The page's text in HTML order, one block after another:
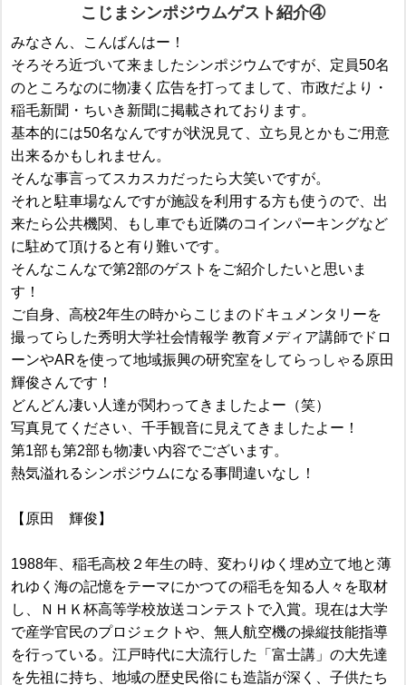
こじまシンポジウムゲスト紹介④
みなさん、こんばんはー！
そろそろ近づいて来ましたシンポジウムですが、定員50名
のところなのに物凄く広告を打ってまして、市政だより・
稲毛新聞・ちいき新聞に掲載されております。
基本的には50名なんですが状況見て、立ち見とかもご用意
出来るかもしれません。
そんな事言ってスカスカだったら大笑いですが。
それと駐車場なんですが施設を利用する方も使うので、出
来たら公共機関、もし車でも近隣のコインパーキングなど
に駐めて頂けると有り難いです。
そんなこんなで第2部のゲストをご紹介したいと思いま
す！
ご自身、高校2年生の時からこじまのドキュメンタリーを
撮ってらした秀明大学社会情報学 教育メディア講師でドロ
ーンやARを使って地域振興の研究室をしてらっしゃる原田
輝俊さんです！
どんどん凄い人達が関わってきましたよー（笑）
写真見てください、千手観音に見えてきましたよー！
第1部も第2部も物凄い内容でございます。
熱気溢れるシンポジウムになる事間違いなし！
【原田 輝俊】
1988年、稲毛高校２年生の時、変わりゆく埋め立て地と薄
れゆく海の記憶をテーマにかつての稲毛を知る人々を取材
し、ＮＨＫ杯高等学校放送コンテストで入賞。現在は大学
で産学官民のプロジェクトや、無人航空機の操縦技能指導
を行っている。江戸時代に大流行した「富士講」の大先達
を先祖に持ち、地域の歴史民俗にも造詣が深く、子供たち